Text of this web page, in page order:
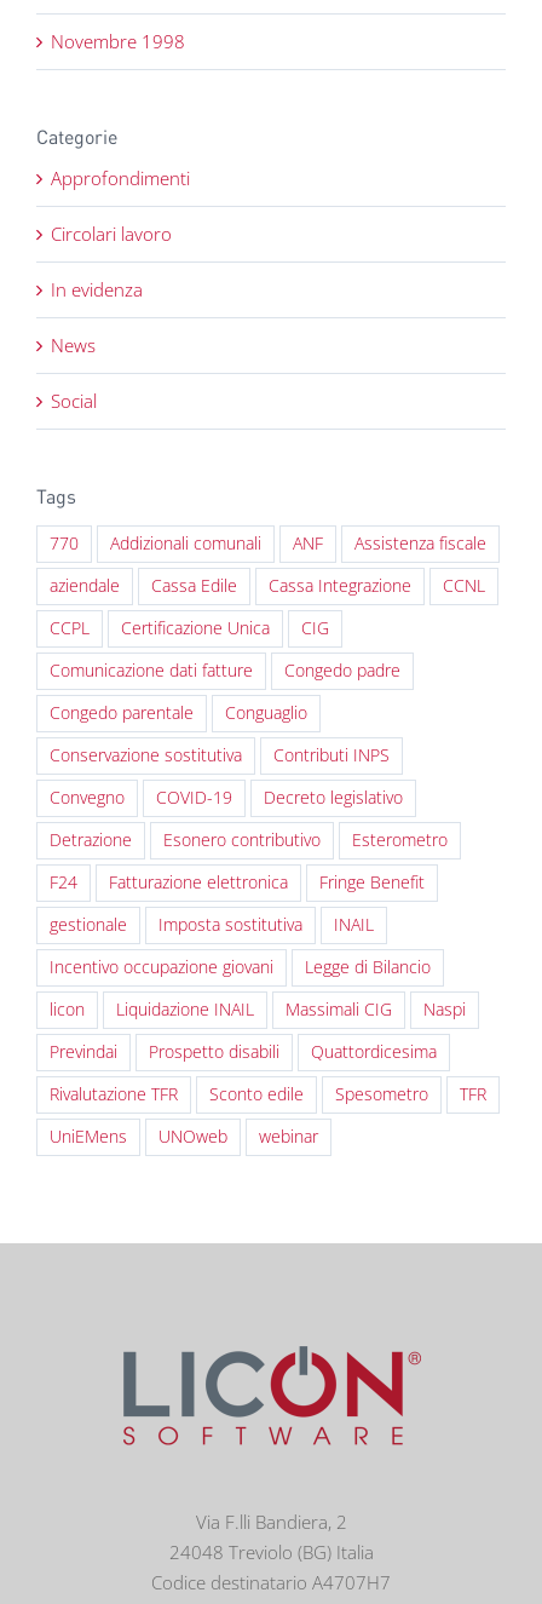
Novembre 1998
Categorie
Approfondimenti
Circolari lavoro
In evidenza
News
Social
Tags
770 Addizionali comunali ANF
Assistenza fiscale
aziendale
Cassa Edile Cassa Integrazione
CCNL
CCPL
Certificazione Unica
CIG
Comunicazione dati fatture
Congedo padre
Congedo parentale
Conguaglio
Conservazione sostitutiva
Contributi INPS
Convegno
COVID-19
Decreto legislativo
Detrazione
Esonero contributivo
Esterometro
F24
Fatturazione elettronica
Fringe Benefit
gestionale
Imposta sostitutiva
INAIL
Incentivo occupazione giovani
Legge di Bilancio
licon
Liquidazione INAIL Massimali CIG
Naspi
Previndai
Prospetto disabili
Quattordicesima
Rivalutazione TFR
Sconto edile Spesometro
TFR
UniEMens
UNOweb webinar
Via F.lli Bandiera, 2
24048 Treviolo (BG) Italia
Codice destinatario A4707H7